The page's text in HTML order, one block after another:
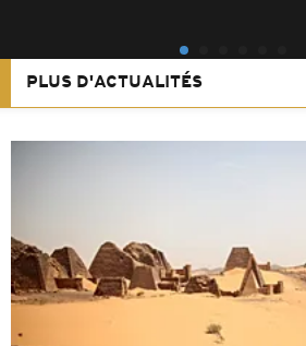
PLUS D'ACTUALITÉS